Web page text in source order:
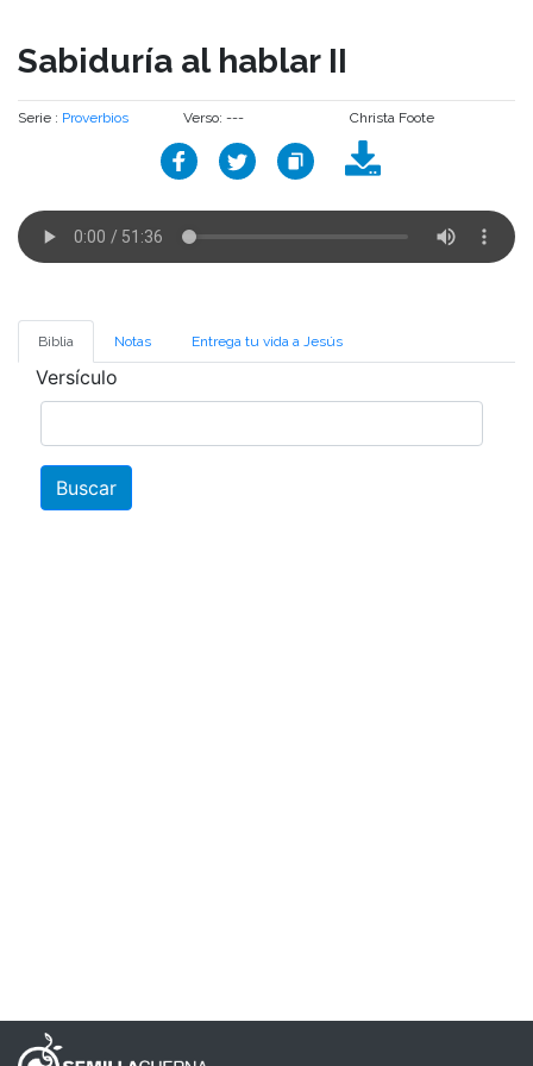
Sabiduría al hablar II
Serie : Proverbios Verso: --- Christa Foote
Biblia Notas Entrega tu vida a Jesús